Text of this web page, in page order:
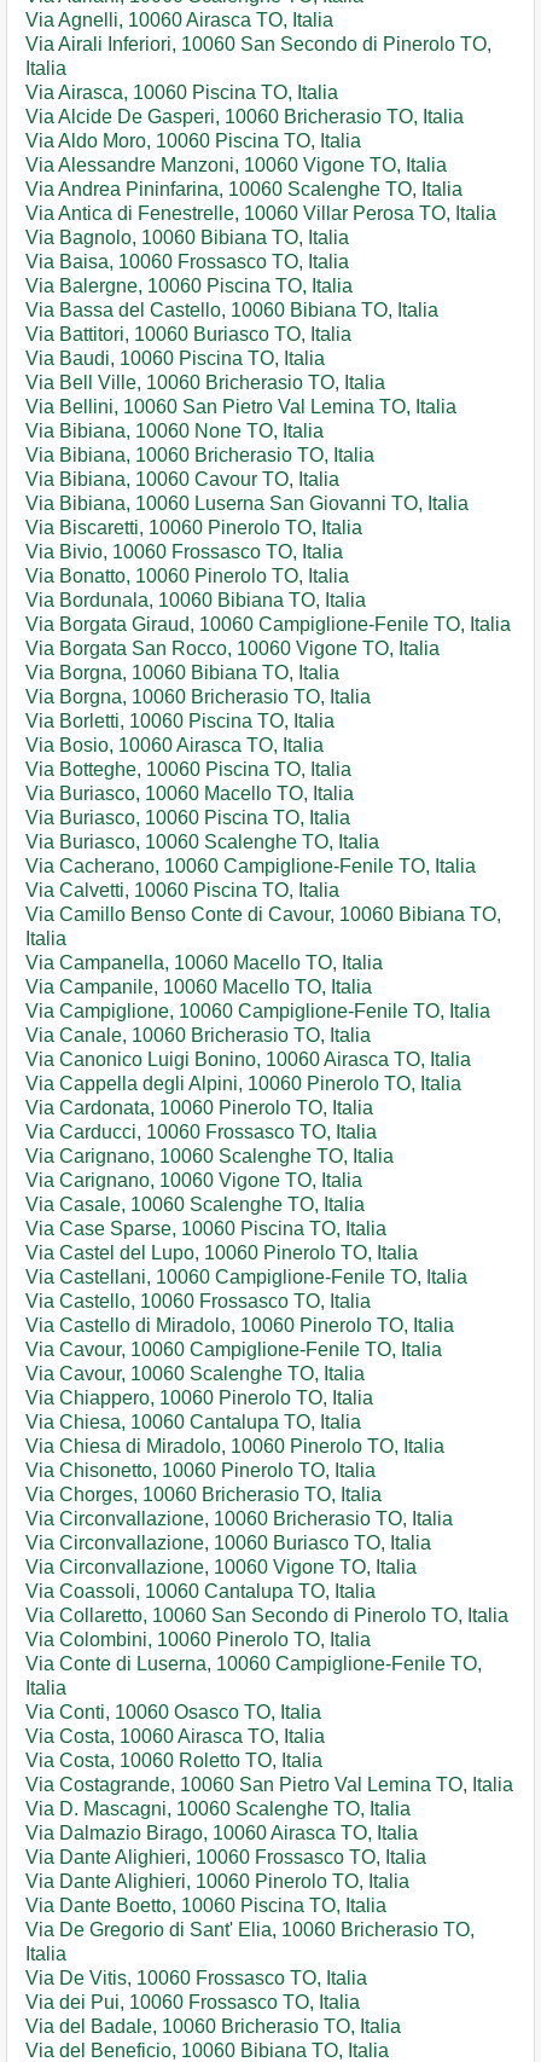
Via Agnelli, 10060 Airasca TO, Italia
Via Airali Inferiori, 10060 San Secondo di Pinerolo TO,
Italia
Via Airasca, 10060 Piscina TO, Italia
Via Alcide De Gasperi, 10060 Bricherasio TO, Italia
Via Aldo Moro, 10060 Piscina TO, Italia
Via Alessandre Manzoni, 10060 Vigone TO, Italia
Via Andrea Pininfarina, 10060 Scalenghe TO, Italia
Via Antica di Fenestrelle, 10060 Villar Perosa TO, Italia
Via Bagnolo, 10060 Bibiana TO, Italia
Via Baisa, 10060 Frossasco TO, Italia
Via Balergne, 10060 Piscina TO, Italia
Via Bassa del Castello, 10060 Bibiana TO, Italia
Via Battitori, 10060 Buriasco TO, Italia
Via Baudi, 10060 Piscina TO, Italia
Via Bell Ville, 10060 Bricherasio TO, Italia
Via Bellini, 10060 San Pietro Val Lemina TO, Italia
Via Bibiana, 10060 None TO, Italia
Via Bibiana, 10060 Bricherasio TO, Italia
Via Bibiana, 10060 Cavour TO, Italia
Via Bibiana, 10060 Luserna San Giovanni TO, Italia
Via Biscaretti, 10060 Pinerolo TO, Italia
Via Bivio, 10060 Frossasco TO, Italia
Via Bonatto, 10060 Pinerolo TO, Italia
Via Bordunala, 10060 Bibiana TO, Italia
Via Borgata Giraud, 10060 Campiglione-Fenile TO, Italia
Via Borgata San Rocco, 10060 Vigone TO, Italia
Via Borgna, 10060 Bibiana TO, Italia
Via Borgna, 10060 Bricherasio TO, Italia
Via Borletti, 10060 Piscina TO, Italia
Via Bosio, 10060 Airasca TO, Italia
Via Botteghe, 10060 Piscina TO, Italia
Via Buriasco, 10060 Macello TO, Italia
Via Buriasco, 10060 Piscina TO, Italia
Via Buriasco, 10060 Scalenghe TO, Italia
Via Cacherano, 10060 Campiglione-Fenile TO, Italia
Via Calvetti, 10060 Piscina TO, Italia
Via Camillo Benso Conte di Cavour, 10060 Bibiana TO,
Italia
Via Campanella, 10060 Macello TO, Italia
Via Campanile, 10060 Macello TO, Italia
Via Campiglione, 10060 Campiglione-Fenile TO, Italia
Via Canale, 10060 Bricherasio TO, Italia
Via Canonico Luigi Bonino, 10060 Airasca TO, Italia
Via Cappella degli Alpini, 10060 Pinerolo TO, Italia
Via Cardonata, 10060 Pinerolo TO, Italia
Via Carducci, 10060 Frossasco TO, Italia
Via Carignano, 10060 Scalenghe TO, Italia
Via Carignano, 10060 Vigone TO, Italia
Via Casale, 10060 Scalenghe TO, Italia
Via Case Sparse, 10060 Piscina TO, Italia
Via Castel del Lupo, 10060 Pinerolo TO, Italia
Via Castellani, 10060 Campiglione-Fenile TO, Italia
Via Castello, 10060 Frossasco TO, Italia
Via Castello di Miradolo, 10060 Pinerolo TO, Italia
Via Cavour, 10060 Campiglione-Fenile TO, Italia
Via Cavour, 10060 Scalenghe TO, Italia
Via Chiappero, 10060 Pinerolo TO, Italia
Via Chiesa, 10060 Cantalupa TO, Italia
Via Chiesa di Miradolo, 10060 Pinerolo TO, Italia
Via Chisonetto, 10060 Pinerolo TO, Italia
Via Chorges, 10060 Bricherasio TO, Italia
Via Circonvallazione, 10060 Bricherasio TO, Italia
Via Circonvallazione, 10060 Buriasco TO, Italia
Via Circonvallazione, 10060 Vigone TO, Italia
Via Coassoli, 10060 Cantalupa TO, Italia
Via Collaretto, 10060 San Secondo di Pinerolo TO, Italia
Via Colombini, 10060 Pinerolo TO, Italia
Via Conte di Luserna, 10060 Campiglione-Fenile TO,
Italia
Via Conti, 10060 Osasco TO, Italia
Via Costa, 10060 Airasca TO, Italia
Via Costa, 10060 Roletto TO, Italia
Via Costagrande, 10060 San Pietro Val Lemina TO, Italia
Via D. Mascagni, 10060 Scalenghe TO, Italia
Via Dalmazio Birago, 10060 Airasca TO, Italia
Via Dante Alighieri, 10060 Frossasco TO, Italia
Via Dante Alighieri, 10060 Pinerolo TO, Italia
Via Dante Boetto, 10060 Piscina TO, Italia
Via De Gregorio di Sant' Elia, 10060 Bricherasio TO,
Italia
Via De Vitis, 10060 Frossasco TO, Italia
Via dei Pui, 10060 Frossasco TO, Italia
Via del Badale, 10060 Bricherasio TO, Italia
Via del Beneficio, 10060 Bibiana TO, Italia